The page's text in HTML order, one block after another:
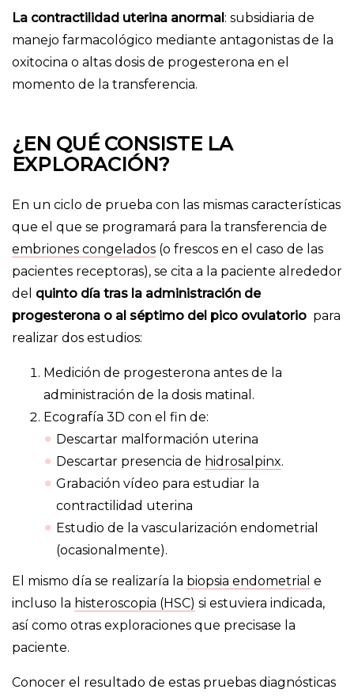
La contractilidad uterina anormal : subsidiaria de
manejo farmacológico mediante antagonistas de la
oxitocina o altas dosis de progesterona en el
momento de la transferencia.
¿EN QUÉ CONSISTE LA
EXPLORACIÓN?
En un ciclo de prueba con las mismas características
que el que se programará para la transferencia de
embriones congelados (o frescos en el caso de las
pacientes receptoras), se cita a la paciente alrededor
del quinto día tras la administración de
progesterona o al séptimo del pico ovulatorio para
realizar dos estudios:
Medición de progesterona antes de la
administración de la dosis matinal.
Ecografía 3D con el fin de:
Descartar malformación uterina
Descartar presencia de hidrosalpinx.
Grabación vídeo para estudiar la
contractilidad uterina
Estudio de la vascularización endometrial
(ocasionalmente).
El mismo día se realizaría la biopsia endometrial e
incluso la histeroscopia (HSC) si estuviera indicada,
así como otras exploraciones que precisase la
paciente.
Conocer el resultado de estas pruebas diagnósticas